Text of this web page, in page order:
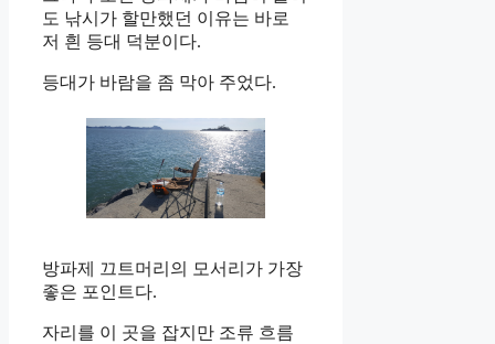
도 낚시가 할만했던 이유는 바로
저 흰 등대 덕분이다.
등대가 바람을 좀 막아 주었다.
방파제 끄트머리의 모서리가 가장
좋은 포인트다.
자리를 이 곳을 잡지만 조류 흐름